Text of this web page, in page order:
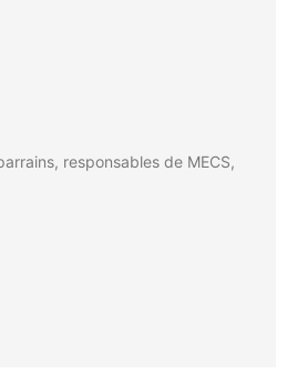
responsables de MECS,